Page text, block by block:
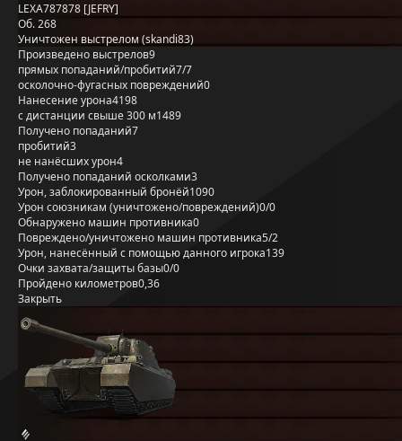
LEXA787878 [JEFRY]
Об. 268
Уничтожен выстрелом (skandi83)
Произведено выстрелов9
прямых попаданий/пробитий7/7
осколочно-фугасных повреждений0
Нанесение урона4198
с дистанции свыше 300 м1489
Получено попаданий7
пробитий3
не нанёсших урон4
Получено попаданий осколками3
Урон, заблокированный бронёй1090
Урон союзникам (уничтожено/повреждений)0/0
Обнаружено машин противника0
Повреждено/уничтожено машин противника5/2
Урон, нанесённый с помощью данного игрока139
Очки захвата/защиты базы0/0
Пройдено километров0,36
Закрыть